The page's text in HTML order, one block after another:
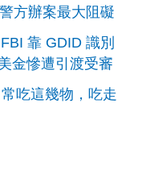
方辦案最大阻礙
靠 GDID 識別
金慘遭引渡受審
吃這幾物，吃走